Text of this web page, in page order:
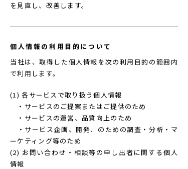
を見直し、改善します。
個人情報の利用目的について
当社は、取得した個人情報を次の利用目的の範囲内
で利用します。
(1) 各サービスで取り扱う個人情報
・サービスのご提案またはご提供のため
・サービスの運営、品質向上のため
・サービス企画、開発、のための調査・分析・マ
ーケティング等のため
(2) お問い合わせ・相談等の申し出者に関する個人
情報